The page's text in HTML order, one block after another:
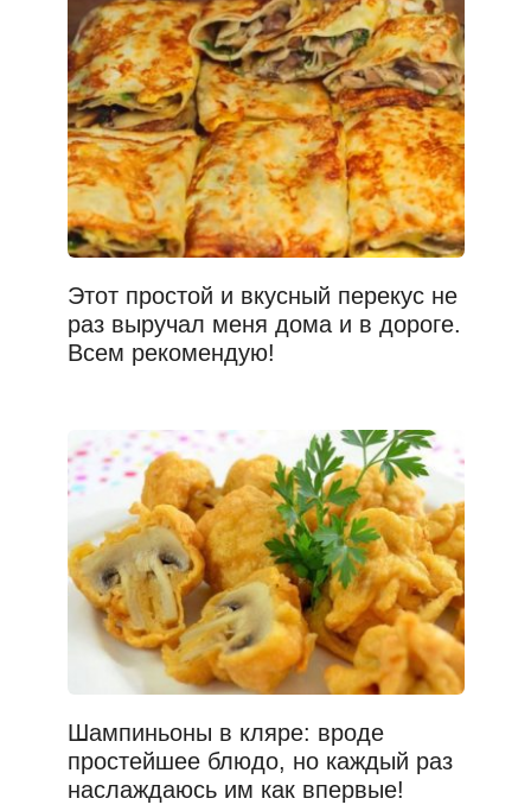
Этот простой и вкусный перекус не
раз выручал меня дома и в дороге.
Всем рекомендую!
Шампиньоны в кляре: вроде
простейшее блюдо, но каждый раз
наслаждаюсь им как впервые!